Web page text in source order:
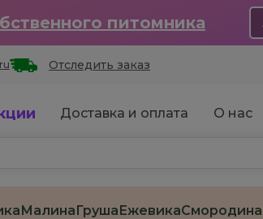
питомника
Отследить заказ
Доставка и оплата О нас
МалинаГрушаЕжевикаСмородина